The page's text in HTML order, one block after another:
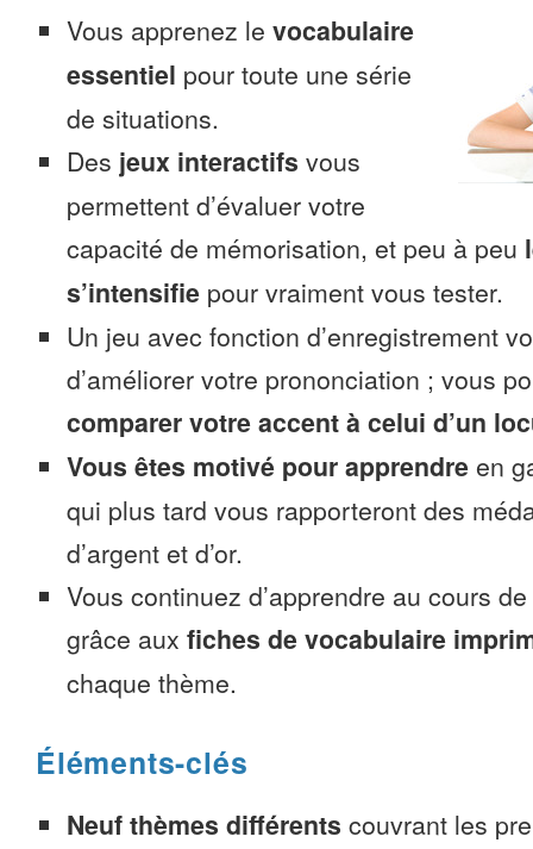
Vous apprenez le vocabulaire
essentiel pour toute une série
de situations.
Des jeux interactifs vous
permettent d’évaluer votre
capacité de mémorisation, et peu à peu
s’intensifie pour vraiment vous tester.
Un jeu avec fonction d’enregistrement
d’améliorer votre prononciation ; vous
comparer votre accent à celui d’un
Vous êtes motivé pour apprendre en
qui plus tard vous rapporteront des
d’argent et d’or.
Vous continuez d’apprendre au cours
grâce aux fiches de vocabulaire
chaque thème.
Éléments-clés
Neuf thèmes différents couvrant les